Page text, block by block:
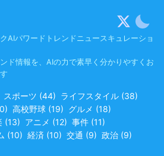
AIパワードトレンドニュースキュレーショ
ド情報を、AIの力で素早く分かりやすくお
スポーツ (44) ライフスタイル (38)
) 高校野球 (19) グルメ (18)
(13) アニメ (12) 事件 (11)
(10) 経済 (10) 交通 (9) 政治 (9)